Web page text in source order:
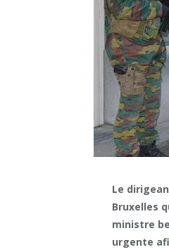
Le
Bruxelles
ministre
urgente